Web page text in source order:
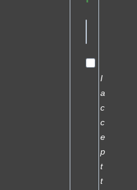
I
a
c
c
e
p
t
t